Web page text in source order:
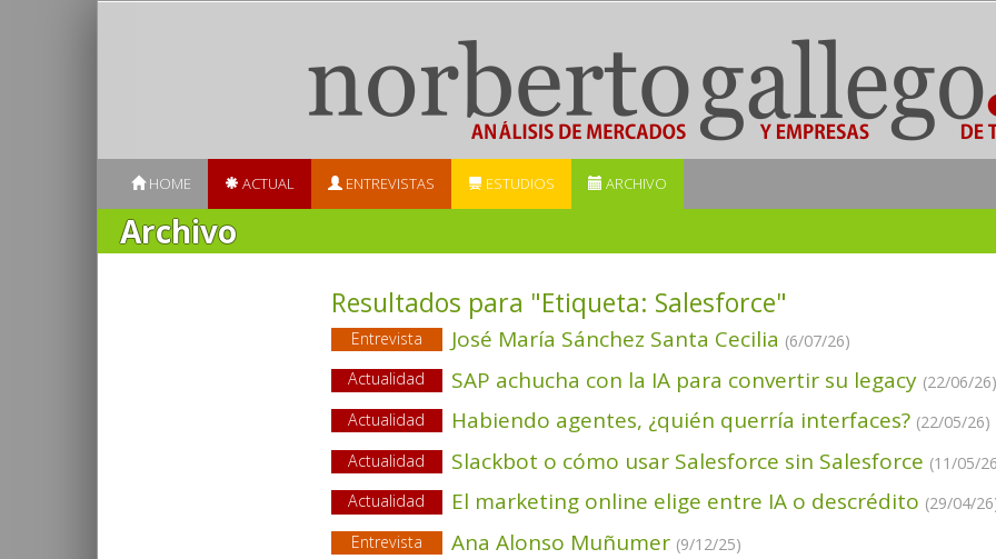
HOME ACTUAL ENTREVISTAS ESTUDIOS ARCHIVO
Archivo
Resultados para "Etiqueta: Salesforce"
Entrevista José María Sánchez Santa Cecilia (6/07/26)
Actualidad
SAP achucha con la IA para convertir su legacy (22/06/26)
Actualidad
Habiendo agentes, ¿quién querría interfaces? (22/05/26)
Actualidad
Slackbot o cómo usar Salesforce sin Salesforce (11/05/
Actualidad
El marketing online elige entre IA o descrédito (29/04/
Entrevista
Ana Alonso Muñumer (9/12/25)